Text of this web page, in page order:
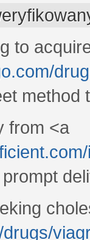
to
method
from <a